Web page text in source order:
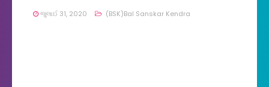
જુલાઈ 31, 2020 (BSK)Bal Sanskar Kendra